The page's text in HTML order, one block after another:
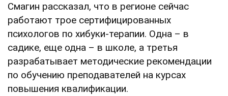
Смагин рассказал, что в регионе сейчас
работают трое сертифицированных
психологов по хибуки-терапии. Одна – в
садике, еще одна – в школе, а третья
разрабатывает методические рекомендации
по обучению преподавателей на курсах
повышения квалификации.